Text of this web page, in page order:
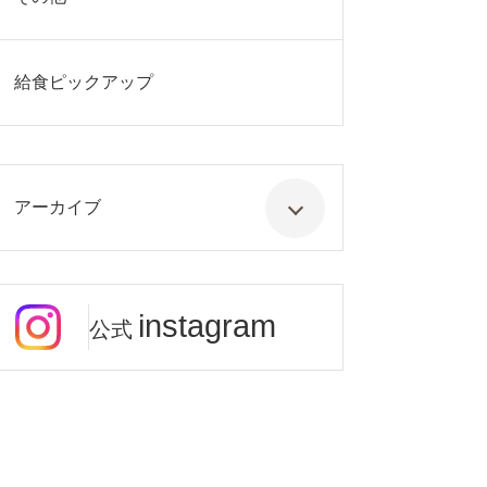
給食ピックアップ
アーカイブ
公式 instagram